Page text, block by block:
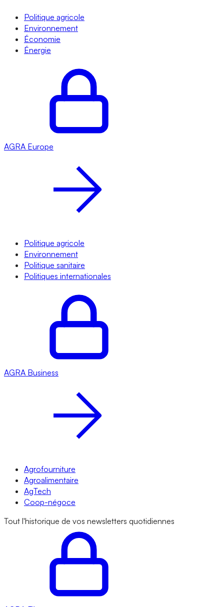
Politique agricole
Environnement
Économie
Énergie
AGRA Europe
Politique agricole
Environnement
Politique sanitaire
Politiques internationales
AGRA Business
Agrofourniture
Agroalimentaire
AgTech
Coop-négoce
Tout l'historique de vos newsletters quotidiennes